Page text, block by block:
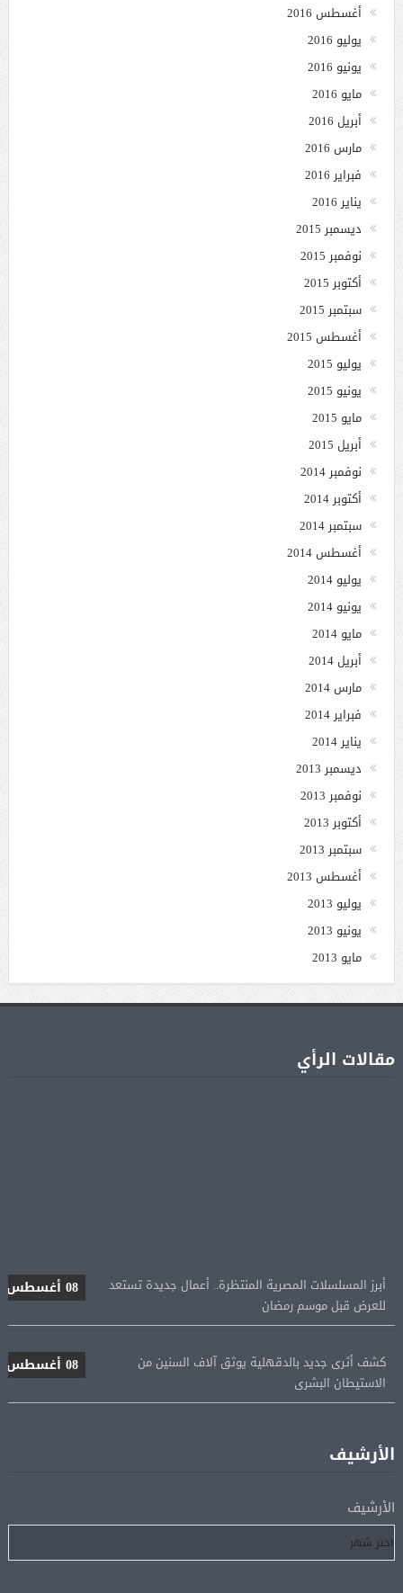
أغسطس 2016
يوليو 2016
يونيو 2016
مايو 2016
أبريل 2016
مارس 2016
فبراير 2016
يناير 2016
ديسمبر 2015
نوفمبر 2015
أكتوبر 2015
سبتمبر 2015
أغسطس 2015
يوليو 2015
يونيو 2015
مايو 2015
أبريل 2015
نوفمبر 2014
أكتوبر 2014
سبتمبر 2014
أغسطس 2014
يوليو 2014
يونيو 2014
مايو 2014
أبريل 2014
مارس 2014
فبراير 2014
يناير 2014
ديسمبر 2013
نوفمبر 2013
أكتوبر 2013
سبتمبر 2013
أغسطس 2013
يوليو 2013
يونيو 2013
مايو 2013
مقالات الرأي
للعرض قبل موسم رمضان
الاستيطان البشرى
خلاف متصاعد بشأن الهجرة
الأرشيف
الأرشيف